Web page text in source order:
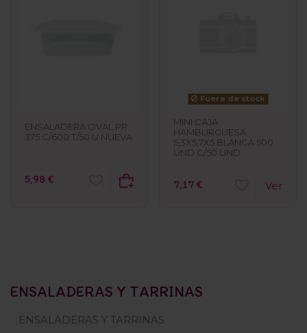
ENSALADERA OVAL PP
375 C/600 T/50 U NUEVA
5,98 €
Fuera de stock
MINI CAJA
HAMBURGUESA
5,3X5,7X5 BLANCA 500
UND C/50 UND
7,17 € Ver
ENSALADERAS Y TARRINAS
ENSALADERAS Y TARRINAS